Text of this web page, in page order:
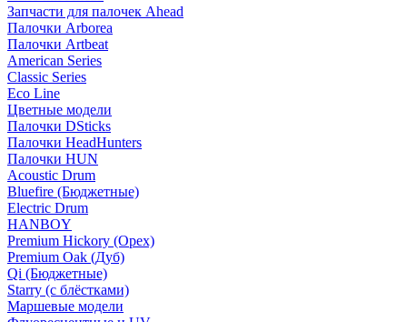
Запчасти для палочек Ahead
Палочки Arborea
Палочки Artbeat
American Series
Classic Series
Eco Line
Цветные модели
Палочки DSticks
Палочки HeadHunters
Палочки HUN
Acoustic Drum
Bluefire (Бюджетные)
Electric Drum
HANBOY
Premium Hickory (Орех)
Premium Oak (Дуб)
Qi (Бюджетные)
Starry (с блёстками)
Маршевые модели